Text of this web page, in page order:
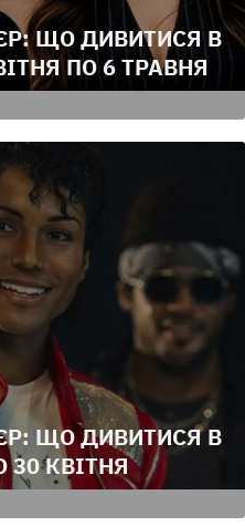
ЩО ДИВИТИСЯ В
ПО 6 ТРАВНЯ
ЩО ДИВИТИСЯ В
30 КВІТНЯ